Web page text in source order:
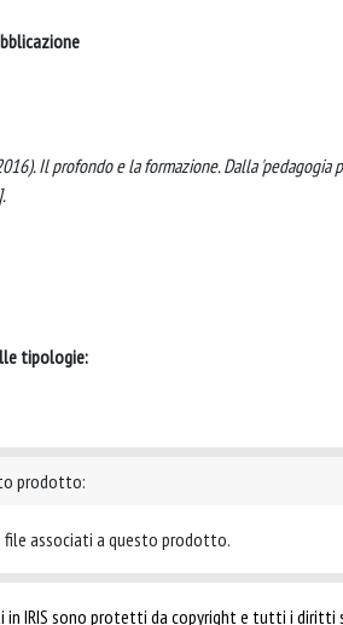
Il profondo e la formazione. Dalla
tipologie:
prodotto:
file associati a questo prodotto.
in IRIS sono protetti da copyright e tutti i diritti